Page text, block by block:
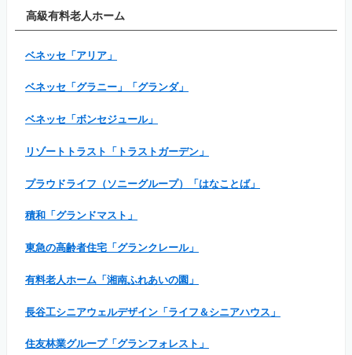
高級有料老人ホーム
ベネッセ「アリア」
ベネッセ「グラニー」「グランダ」
ベネッセ「ボンセジュール」
リゾートトラスト「トラストガーデン」
プラウドライフ（ソニーグループ）「はなことば」
積和「グランドマスト」
東急の高齢者住宅「グランクレール」
有料老人ホーム「湘南ふれあいの園」
長谷工シニアウェルデザイン「ライフ＆シニアハウス」
住友林業グループ「グランフォレスト」